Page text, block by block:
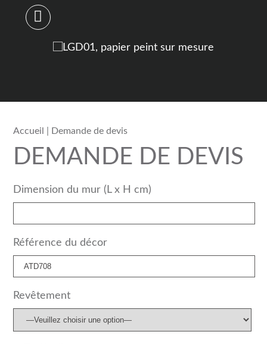
Accueil | Demande de devis
DEMANDE DE DEVIS
Dimension du mur (L x H cm)
Référence du décor
Revêtement